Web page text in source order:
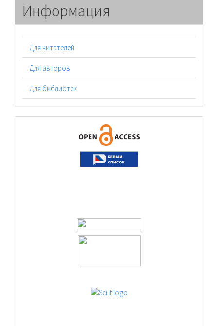
Информация
Для читателей
Для авторов
Для библиотек